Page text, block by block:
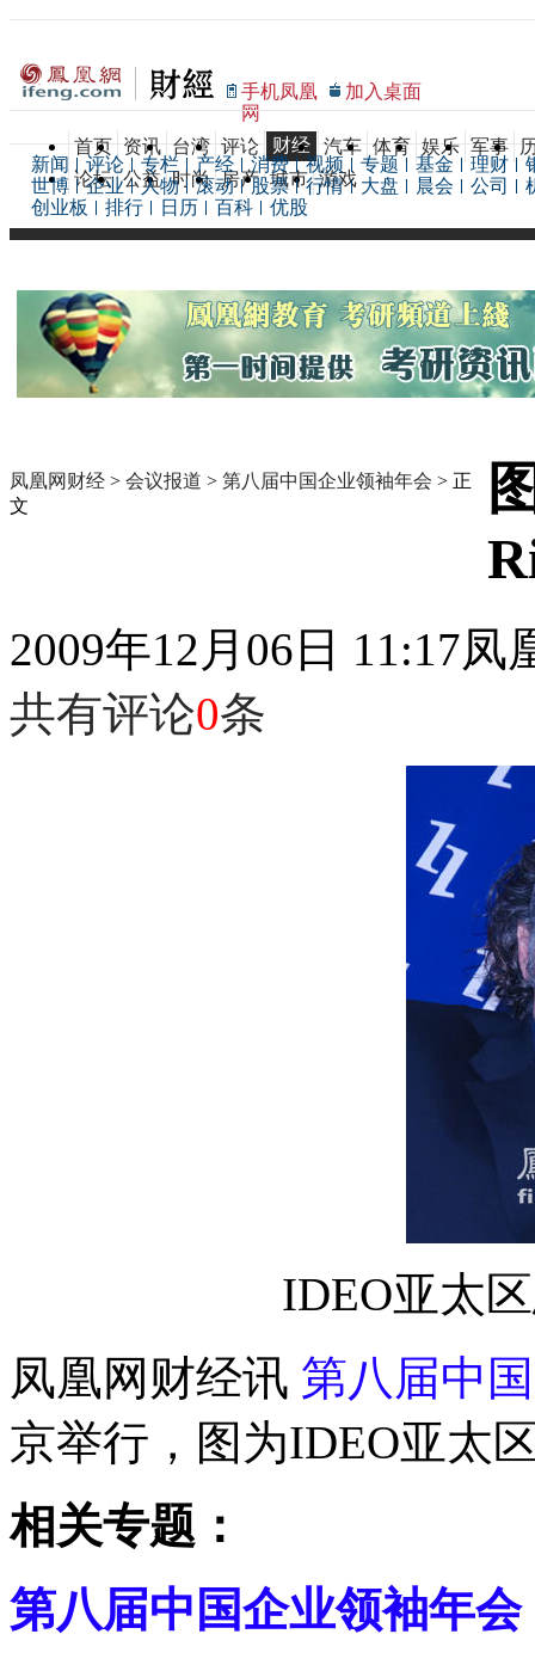
手机凤凰
网
加入桌面
首页 资讯 台湾 评论 财经 汽车 体育 娱乐 军事
论坛 公益 时尚 房产 城市 游戏
新闻 评论 专栏 产经 消费 视频 专题 基金 理财
世博
企业 人物 滚动 股票 行情 大盘 晨会 公司
创业板
排行 日历 百科 优股
凤凰网财经 > 会议报道 > 第八届中国企业领袖年会 > 正
文
2009年12月06日 11:17凤
共有评论0条
IDEO亚太
凤凰网财经讯 第八届中
京举行，图为IDEO亚太
相关专题：
第八届中国企业领袖年会